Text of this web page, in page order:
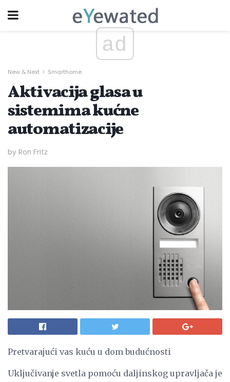
ad
New & Next Smarthome
Aktivacija glasa u
sistemima kućne
automatizacije
by Ron Fritz
Pretvarajući vas kuću u dom budućnosti
Uključivanje svetla pomoću daljinskog upravljača je